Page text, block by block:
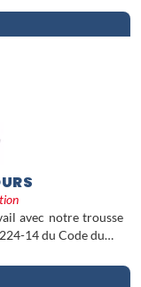
avec notre trousse
14 du Code du…